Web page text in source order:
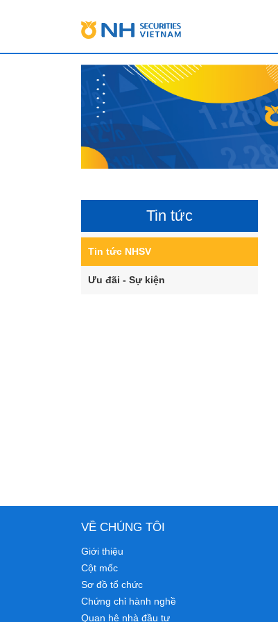
Tin tức
Tin tức NHSV
Ưu đãi - Sự kiện
VỀ CHÚNG TÔI
Giới thiệu
Cột mốc
Sơ đồ tổ chức
Chứng chỉ hành nghề
Quan hệ nhà đầu tư